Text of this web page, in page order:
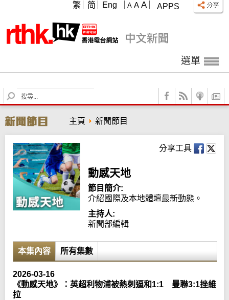
APPS
A A A
繁 简 Eng
選單
S
e
r
c
h
主頁 新聞節目
分享工具
動感天地
節目簡介:
介紹國際及本地體壇最新動態。
主持人:
新聞部編輯
本集內容 所有集數
2026-03-16
《動感天地》：英超利物浦被熱刺逼和1:1 曼聯3:1挫維
拉